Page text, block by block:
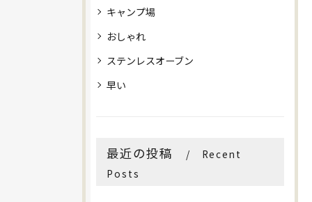
キャンプ場
おしゃれ
ステンレスオーブン
早い
最近の投稿
Recent
Posts